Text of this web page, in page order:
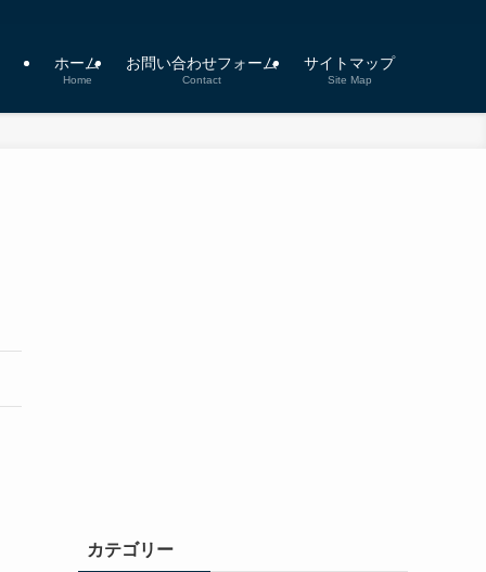
ホーム
Home
お問い合わせフォーム
Contact
サイトマップ
Site Map
カテゴリー